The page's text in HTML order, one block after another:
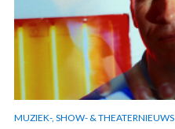
MUZIEK-, SHOW- & THEATERNIEUWS